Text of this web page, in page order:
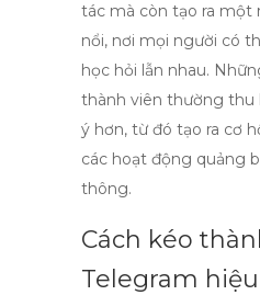
tác mà còn tạo ra một
nổi, nơi mọi người có
học hỏi lẫn nhau.
thành viên thường thu
ý hơn, từ đó tạo ra cơ
các hoạt động quảng
thông.
Cách kéo
Telegram